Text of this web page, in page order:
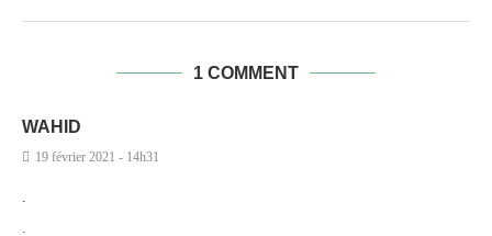
1 COMMENT
WAHID
19 février 2021 - 14h31
.
.